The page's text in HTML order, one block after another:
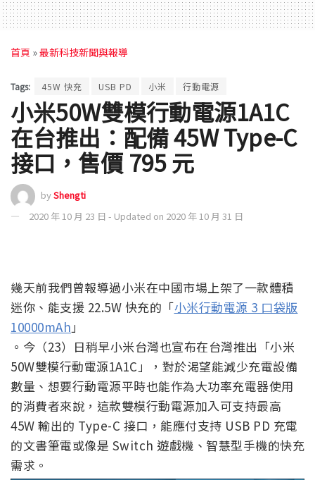
首頁 »最新科技新聞與報導
Tags: 45W 快充 USB PD 小米 行動電源
小米50W雙模行動電源1A1C
在台推出：配備 45W Type-C
接口，售價 795 元
byShengti
2020 年 10 月 23 日 - Updated on 2020 年 10 月 31 日
幾天前我們曾報導過小米在中國市場上架了一款體積
迷你、能支援 22.5W 快充的「小米行動電源 3 口袋版
10000mAh 」
。今（23）日稍早小米台灣也宣布在台灣推出「小米
50W雙模行動電源1A1C」，對於渴望能減少充電設備
數量、想要行動電源平時也能作為大功率充電器使用
的消費者來說，這款雙模行動電源加入可支持最高
45W 輸出的 Type-C 接口，能應付支持 USB PD 充電
的文書筆電或像是 Switch 遊戲機、智慧型手機的快充
需求。